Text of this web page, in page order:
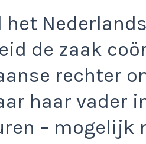
het
de zaak
rechter
haar vader
– mogelijk